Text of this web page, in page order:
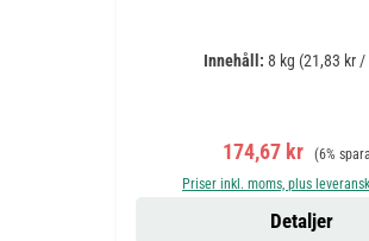
Innehåll: 8 kg (21,83 kr /
Försäljningspris:
174,67 kr Ordinarie
(6%
Priser inkl. moms, plus
Detaljer